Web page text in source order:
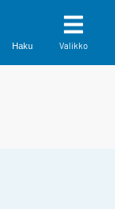
Haku Valikko